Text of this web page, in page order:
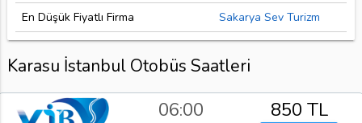
En Düşük Fiyatlı Firma
Sakarya Sev Turizm
Karasu İstanbul Otobüs Saatleri
06:00 850 TL